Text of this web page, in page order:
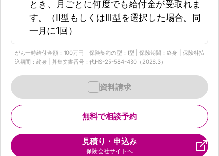
とき、月ごとに何度でも給付金が受取れま
す。（Ⅱ型もしくはⅢ型を選択した場合。同
一月に1回）
がん一時給付金額：100万円｜保険契約の型：Ⅰ型 | 保険期間：終身 | 保険料払
込期間：終身 | 募集文書番号：代HS-25-584-430（2026.3）
無料で相談予約
資料請求
見積り・申込み
保険会社サイトへ